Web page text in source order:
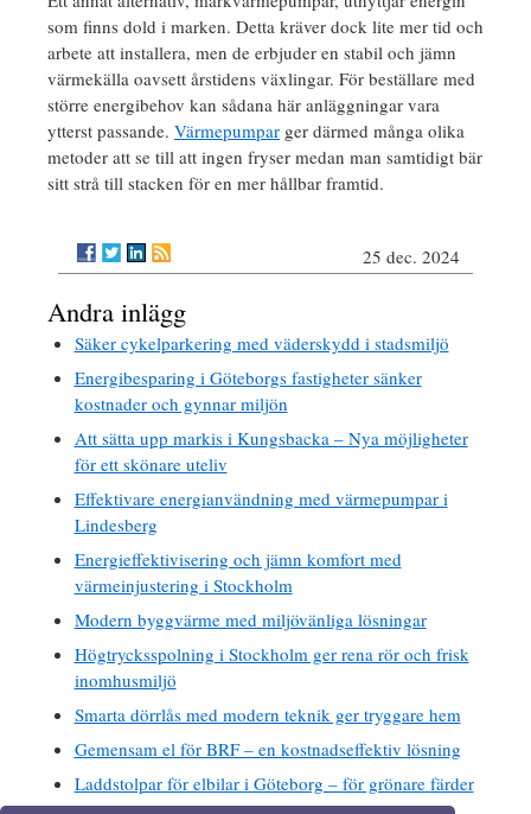
som finns dold i marken. Detta kräver dock lite mer tid och
arbete att installera, men de erbjuder en stabil och jämn
värmekälla oavsett årstidens växlingar. För beställare med
större energibehov kan sådana här anläggningar vara
ytterst passande. Värmepumpar ger därmed många olika
metoder att se till att ingen fryser medan man samtidigt bär
sitt strå till stacken för en mer hållbar framtid.
25 dec. 2024
Andra inlägg
Säker cykelparkering med väderskydd i stadsmiljö
Energibesparing i Göteborgs fastigheter sänker
kostnader och gynnar miljön
Att sätta upp markis i Kungsbacka – Nya möjligheter
för ett skönare uteliv
Effektivare energianvändning med värmepumpar i
Lindesberg
Energieffektivisering och jämn komfort med
värmeinjustering i Stockholm
Modern byggvärme med miljövänliga lösningar
Högtrycksspolning i Stockholm ger rena rör och frisk
inomhusmiljö
Smarta dörrlås med modern teknik ger tryggare hem
Gemensam el för BRF – en kostnadseffektiv lösning
Laddstolpar för elbilar i Göteborg – för grönare färder